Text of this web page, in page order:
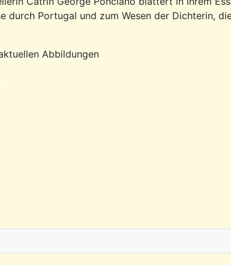
durch Portugal und zum Wesen der Dichterin,
Abbildungen
im Landhaus Walter